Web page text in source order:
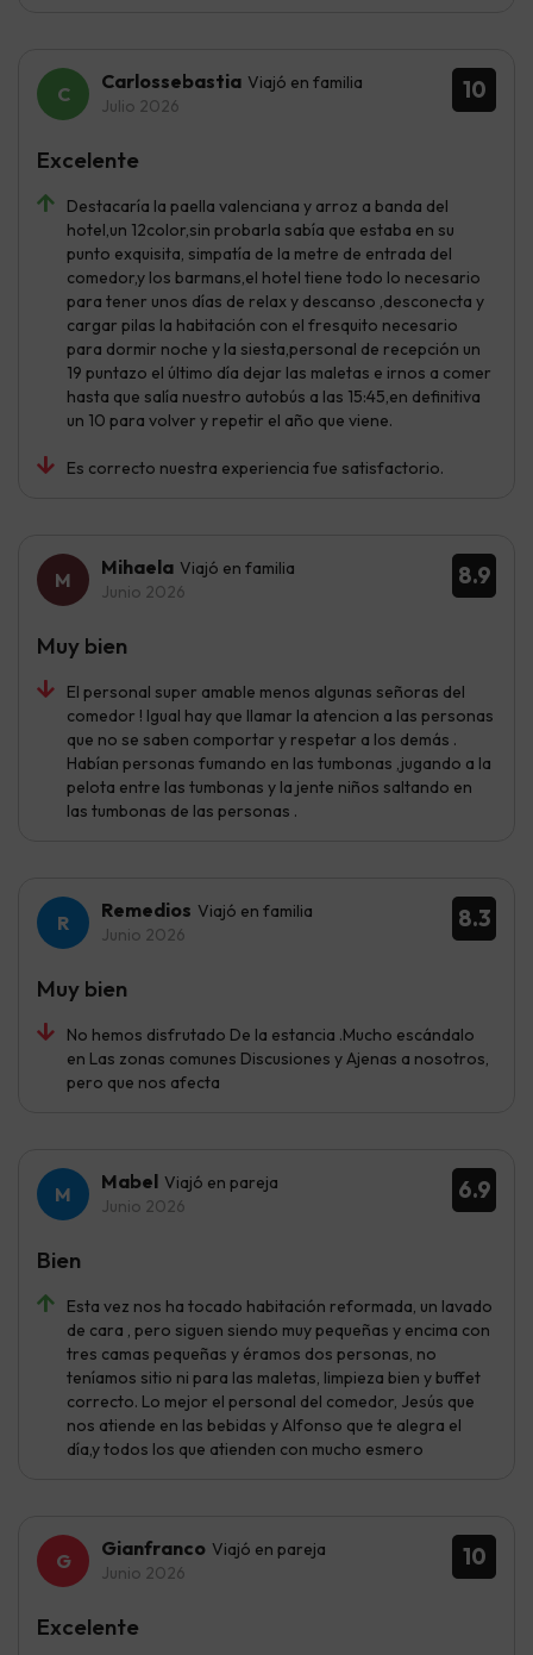
10
Carlossebastia Viajó en familia
Julio 2026
Destacaría la paella valenciana y arroz a banda del
hotel,un 12color,sin probarla sabía que estaba en su
punto exquisita, simpatía de la metre de entrada del
comedor,y los barmans,el hotel tiene todo lo necesario
para tener unos días de relax y descanso ,desconecta y
cargar pilas la habitación con el fresquito necesario
para dormir noche y la siesta,personal de recepción un
19 puntazo el último día dejar las maletas e irnos a comer
hasta que salía nuestro autobús a las 15:45,en definitiva
un 10 para volver y repetir el año que viene.
Es correcto nuestra experiencia fue satisfactorio.
Excelente
8.9
Mihaela Viajó en familia
Junio 2026
El personal super amable menos algunas señoras del
comedor ! Igual hay que llamar la atencion a las personas
que no se saben comportar y respetar a los demás .
Habían personas fumando en las tumbonas ,jugando a la
pelota entre las tumbonas y la jente niños saltando en
las tumbonas de las personas .
Muy bien
8.3
Remedios Viajó en familia
Junio 2026
No hemos disfrutado De la estancia .Mucho escándalo
en Las zonas comunes Discusiones y Ajenas a nosotros,
pero que nos afecta
Muy bien
6.9
Mabel Viajó en pareja
Junio 2026
Esta vez nos ha tocado habitación reformada, un lavado
de cara , pero siguen siendo muy pequeñas y encima con
tres camas pequeñas y éramos dos personas, no
teníamos sitio ni para las maletas, limpieza bien y buffet
correcto. Lo mejor el personal del comedor, Jesús que
nos atiende en las bebidas y Alfonso que te alegra el
día,y todos los que atienden con mucho esmero
Bien
10
Gianfranco Viajó en pareja
Junio 2026
Excelente